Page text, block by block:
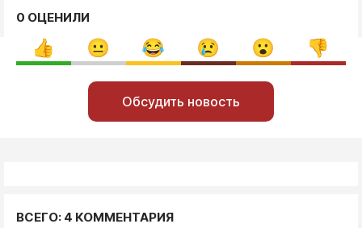
0 ОЦЕНИЛИ
Обсудить новость
ВСЕГО: 4 КОММЕНТАРИЯ